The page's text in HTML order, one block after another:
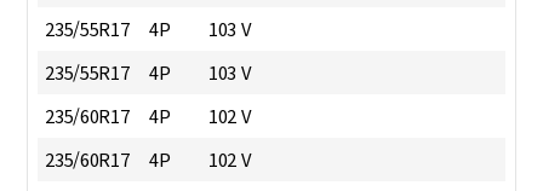
235/55R17
4P
103 V
235/55R17
4P
103 V
235/60R17
4P
102 V
235/60R17
4P
102 V